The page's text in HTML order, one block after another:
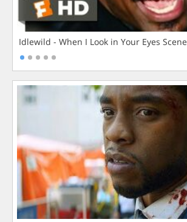
Idlewild - When I Look in Your Eyes Scene